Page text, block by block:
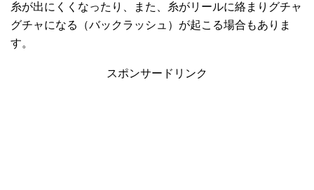
糸が出にくくなったり、また、糸がリールに絡まりグチャ
グチャになる（バックラッシュ）が起こる場合もありま
す。
スポンサードリンク